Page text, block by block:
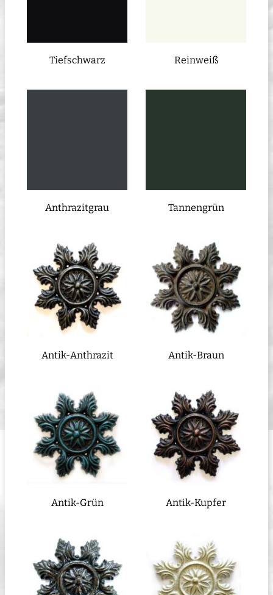
Tiefschwarz Reinweiß
Anthrazitgrau Tannengrün
Antik-Anthrazit Antik-Braun
Antik-Grün Antik-Kupfer